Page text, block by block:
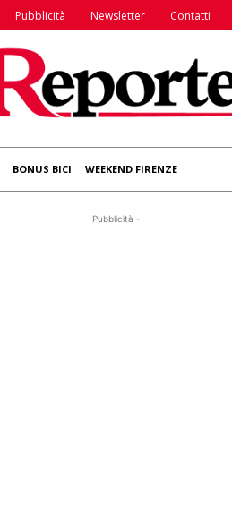
Pubblicità Newsletter Contatti
BONUS BICI WEEKEND FIRENZE
- Pubblicità -